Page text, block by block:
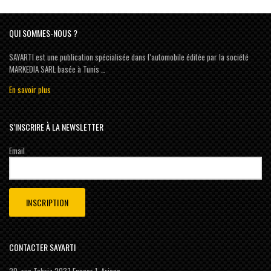
QUI SOMMES-NOUS ?
SAYARTI est une publication spécialisée dans l’automobile éditée par la société
MARKEDIA SARL basée à Tunis …
En savoir plus
S’INSCRIRE À LA NEWSLETTER
Email
CONTACTER SAYARTI